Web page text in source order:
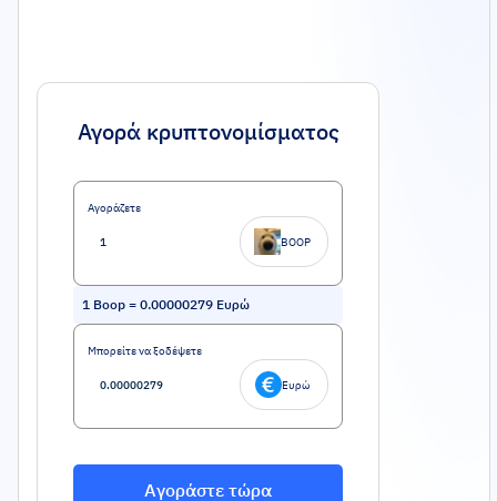
Αγορά κρυπτονομίσματος
Αγοράζετε
BOOP
1 Boop = 0.00000279 Ευρώ
Μπορείτε να ξοδέψετε
Ευρώ
Αγοράστε τώρα